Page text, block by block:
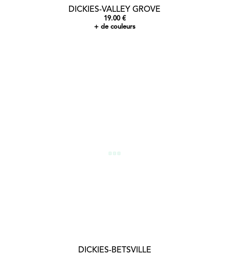
DICKIES-VALLEY GROVE
19.00 €
+ de couleurs
DICKIES-BETSVILLE